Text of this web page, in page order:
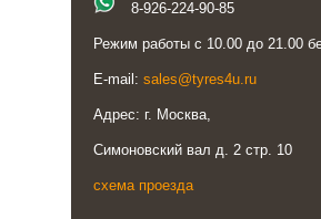
8-926-224-90-85
Режим работы с 10.00 до 21.00
E-mail: sales@tyres4u.ru
Адрес: г. Москва,
Симоновский вал д. 2 стр. 10
схема проезда